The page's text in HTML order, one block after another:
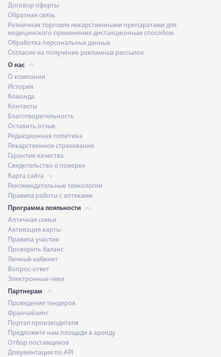
Договор оферты
Обратная связь
Розничная торговля лекарственными препаратами для
медицинского применения дистанционным способом
Обработка персональных данных
Согласие на получение рекламных рассылок
О нас
О компании
История
Команда
Контакты
Благотворительность
Оставить отзыв
Редакционная политика
Лекарственное страхование
Гарантия качества
Свидетельство о поверке
Карта сайта
Рекомендательные технологии
Правила работы с аптеками
Программа лояльности
Аптечная семья
Активация карты
Правила участия
Проверить баланс
Личный кабинет
Вопрос-ответ
Электронные чеки
Партнерам
Проведение тендеров
Франчайзинг
Портал производителя
Предложите нам площади в аренду
Отбор поставщиков
Документация по API